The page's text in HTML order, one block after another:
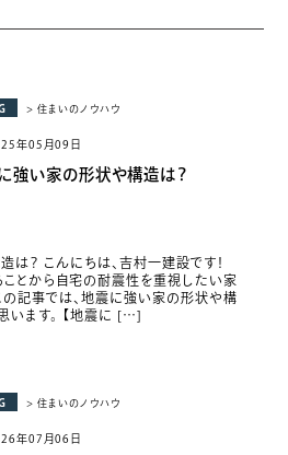
> 住まいのノウハウ
年05月09日
強い家の形状や構造は？
？ こんにちは、吉村一建設です！
ことから自宅の耐震性を重視したい家
の記事では、地震に強い家の形状や構
います。 【地震に […]
> 住まいのノウハウ
年07月06日